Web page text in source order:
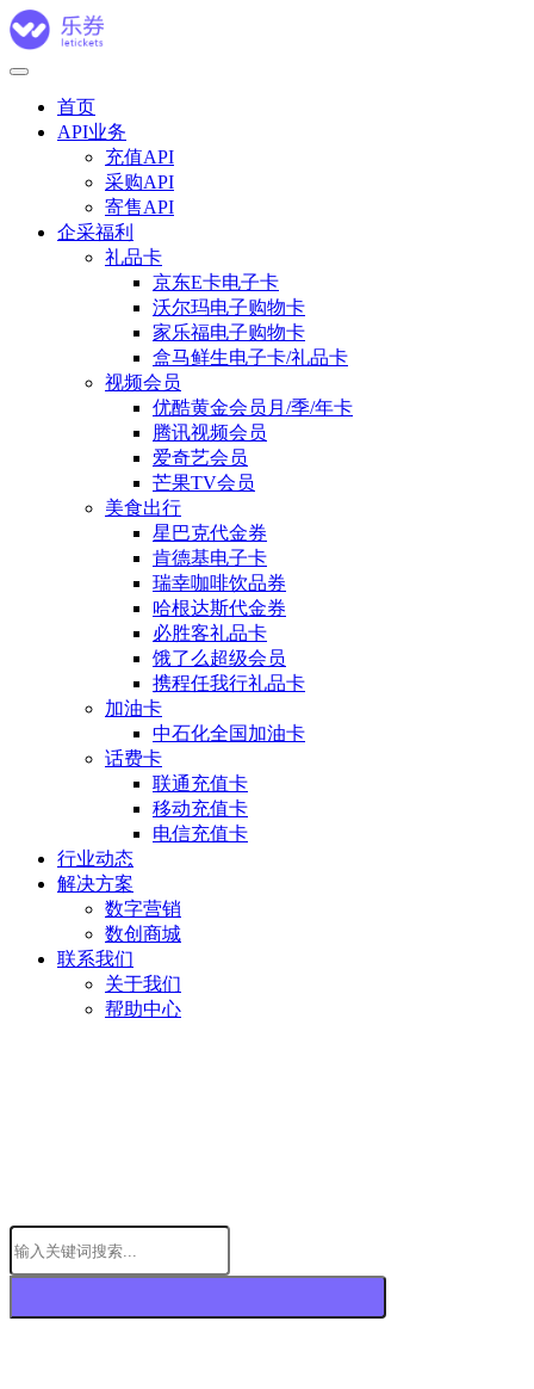
首页
API业务
充值API
采购API
寄售API
企采福利
礼品卡
京东E卡电子卡
沃尔玛电子购物卡
家乐福电子购物卡
盒马鲜生电子卡/礼品卡
视频会员
优酷黄金会员月/季/年卡
腾讯视频会员
爱奇艺会员
芒果TV会员
美食出行
星巴克代金券
肯德基电子卡
瑞幸咖啡饮品券
哈根达斯代金券
必胜客礼品卡
饿了么超级会员
携程任我行礼品卡
加油卡
中石化全国加油卡
话费卡
联通充值卡
移动充值卡
电信充值卡
行业动态
解决方案
数字营销
数创商城
联系我们
关于我们
帮助中心